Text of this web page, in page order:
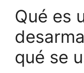
Qué es
qué se